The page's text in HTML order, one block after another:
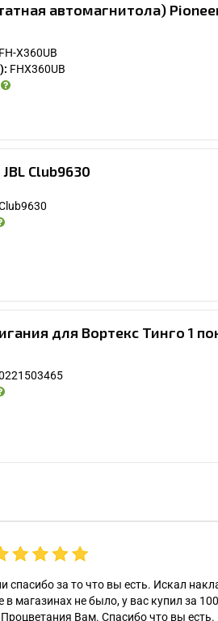
автомагнитола)
FH-X360UB
FHX360UB
Club9630
для Вортекс Тинго 1
спасибо за то что вы есть. Искал
в магазинах не было, у вас купил за
Вам. Спасибо что вы есть.